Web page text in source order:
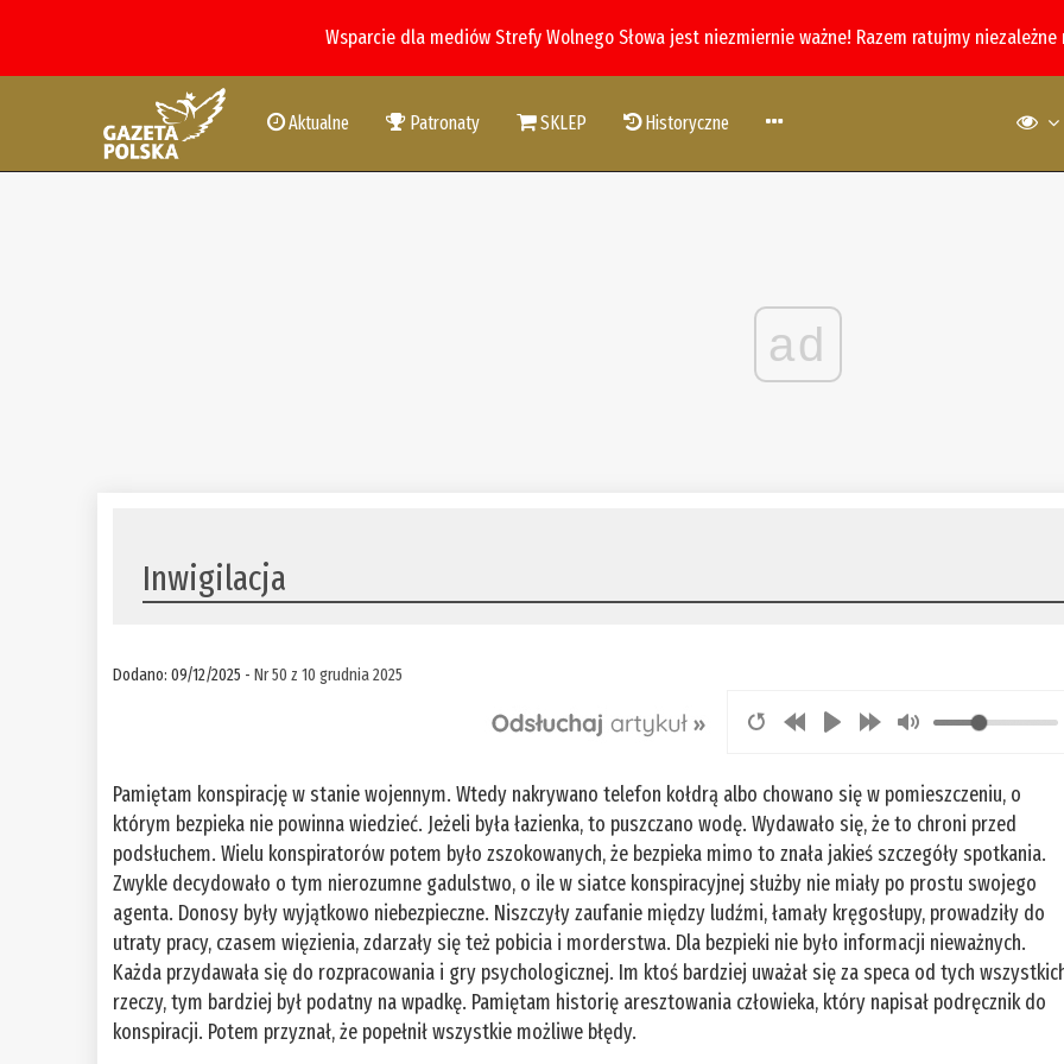
Wsparcie dla mediów Strefy Wolnego Słowa jest niezmiernie ważne! Razem ratujmy
Aktualne Patronaty SKLEP Historyczne
ad
Inwigilacja
Dodano: 09/12/2025 -Nr 50 z 10 grudnia 2025
Pamiętam konspirację w stanie wojennym. Wtedy nakrywano telefon kołdrą albo chowano się w pomieszczeniu, o
którym bezpieka nie powinna wiedzieć. Jeżeli była łazienka, to puszczano wodę. Wydawało się, że to chroni przed
podsłuchem. Wielu konspiratorów potem było zszokowanych, że bezpieka mimo to znała jakieś szczegóły spotkania.
Zwykle decydowało o tym nierozumne gadulstwo, o ile w siatce konspiracyjnej służby nie miały po prostu swojego
agenta. Donosy były wyjątkowo niebezpieczne. Niszczyły zaufanie między ludźmi, łamały kręgosłupy, prowadziły do
utraty pracy, czasem więzienia, zdarzały się też pobicia i morderstwa. Dla bezpieki nie było informacji nieważnych.
Każda przydawała się do rozpracowania i gry psychologicznej. Im ktoś bardziej uważał się za speca od tych
rzeczy, tym bardziej był podatny na wpadkę. Pamiętam historię aresztowania człowieka, który napisał podręcznik do
konspiracji. Potem przyznał, że popełnił wszystkie możliwe błędy.